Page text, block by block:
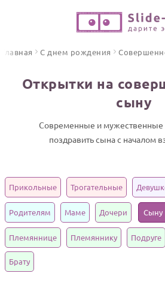
Видео поздравления
Песни поздравления
Стихи и тексты
ПРАЗДНИКИ
С Днем рождения
Юбилей
Свадьба
ИНСТРУМЕНТЫ
Главная С днем рождения
Открытки на
сыну
Современные и мужественные
поздравить сына с началом
Прикольные Трогательные
Родителям Маме Дочери Сыну
Племяннице Племяннику Подруге
Брату